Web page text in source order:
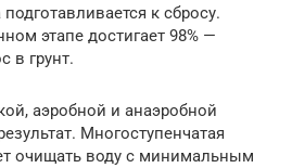
к сбросу.
этапе достигает 98% —
в грунт.
аэробной и анаэробной
Многоступенчатая
очищать воду с минимальным